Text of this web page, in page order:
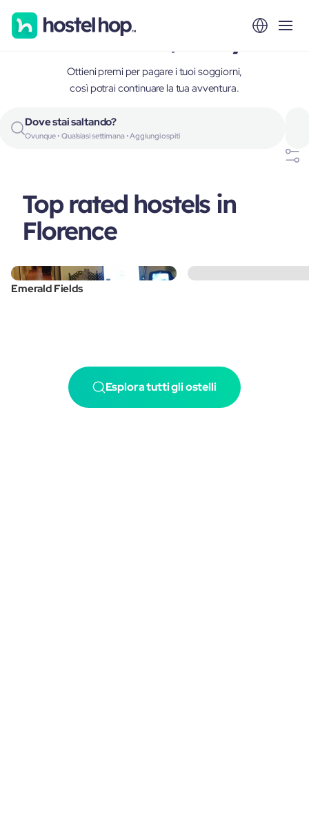
Florence, Italy
Ottieni premi per pagare i tuoi soggiorni,
così potrai continuare la tua avventura.
Dove stai saltando?
Ovunque • Qualsiasi settimana • Aggiungi ospiti
Top rated hostels in
Florence
Emerald Fields
Esplora tutti gli ostelli